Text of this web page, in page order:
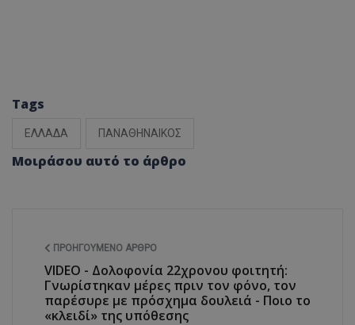
Tags
ΕΛΛΑΔΑ ΠΑΝΑΘΗΝΑΙΚΟΣ
Μοιράσου αυτό το άρθρο
ΠΡΟΗΓΟΎΜΕΝΟ ΆΡΘΡΟ
VIDEO - Δολοφονία 22χρονου φοιτητή:
Γνωρίστηκαν μέρες πριν τον φόνο, τον
παρέσυρε με πρόσχημα δουλειά - Ποιο το
«κλειδί» της υπόθεσης